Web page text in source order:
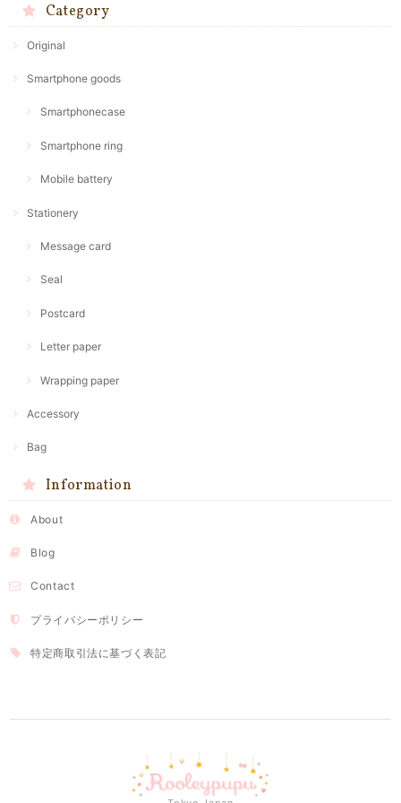
Category
Original
Smartphone goods
Smartphonecase
Smartphone ring
Mobile battery
Stationery
Message card
Seal
Postcard
Letter paper
Wrapping paper
Accessory
Bag
Information
About
Blog
Contact
プライバシーポリシー
特定商取引法に基づく表記